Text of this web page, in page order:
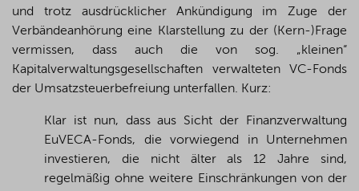
und trotz ausdrücklicher Ankündigung im Zuge der
Verbändeanhörung eine Klarstellung zu der (Kern-)Frage
vermissen, dass auch die von sog. „kleinen“
Kapitalverwaltungsgesellschaften verwalteten VC-Fonds
der Umsatzsteuerbefreiung unterfallen. Kurz:
Klar ist nun, dass aus Sicht der Finanzverwaltung
EuVECA-Fonds, die vorwiegend in Unternehmen
investieren, die nicht älter als 12 Jahre sind,
regelmäßig ohne weitere Einschränkungen von der